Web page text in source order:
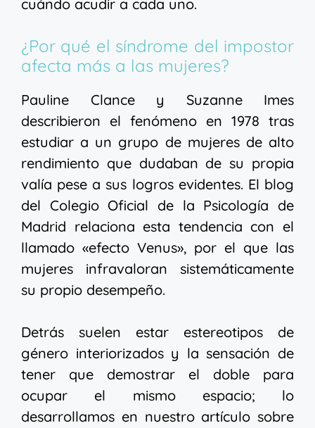
cuándo acudir a cada uno.
¿Por qué el síndrome del impostor
afecta más a las mujeres?
Pauline Clance y Suzanne Imes
describieron el fenómeno en 1978 tras
estudiar a un grupo de mujeres de alto
rendimiento que dudaban de su propia
valía pese a sus logros evidentes. El blog
del Colegio Oficial de la Psicología de
Madrid relaciona esta tendencia con el
llamado «efecto Venus», por el que las
mujeres infravaloran sistemáticamente
su propio desempeño.
Detrás suelen estar estereotipos de
género interiorizados y la sensación de
tener que demostrar el doble para
ocupar el mismo espacio; lo
desarrollamos en nuestro artículo sobre